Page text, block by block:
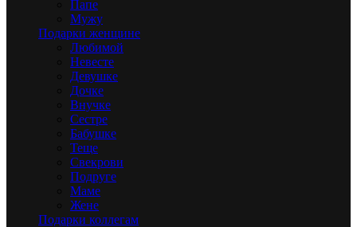
Папе
Мужу
Подарки женщине
Любимой
Невесте
Девушке
Дочке
Внучке
Сестре
Бабушке
Теще
Свекрови
Подруге
Маме
Жене
Подарки коллегам